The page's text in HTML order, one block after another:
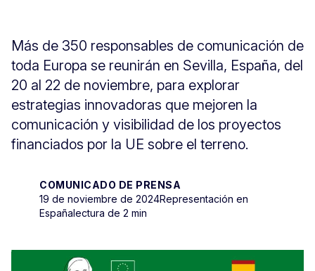
Más de 350 responsables de comunicación de
toda Europa se reunirán en Sevilla, España, del
20 al 22 de noviembre, para explorar
estrategias innovadoras que mejoren la
comunicación y visibilidad de los proyectos
financiados por la UE sobre el terreno.
COMUNICADO DE PRENSA
19 de noviembre de 2024Representación en
Españalectura de 2 min